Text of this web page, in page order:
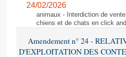
Comptes rendus des débats
24/02/2026
animaux - Interdiction de
chiens et de chats en click
Amendement n° 24 -
D'EXPLOITATION DES